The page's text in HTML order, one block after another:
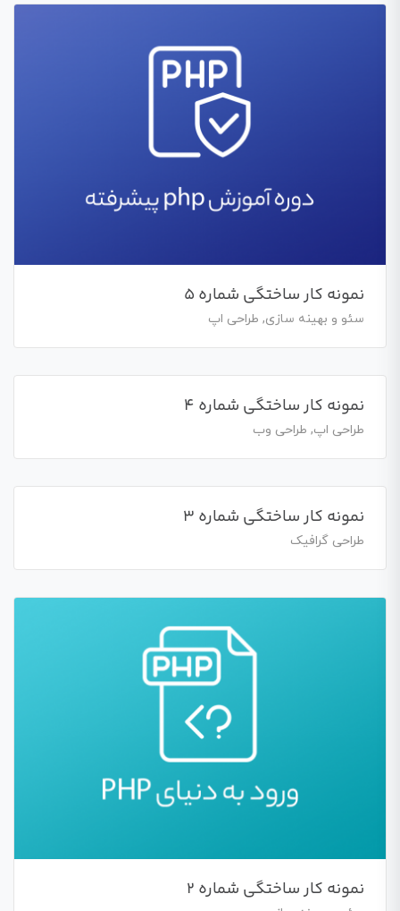
نمونه کار ساختگی شماره 5
سئو و بهینه سازی, طراحی اپ
نمونه کار ساختگی شماره 4
طراحی اپ, طراحی وب
نمونه کار ساختگی شماره 3
طراحی گرافیک
نمونه کار ساختگی شماره 2